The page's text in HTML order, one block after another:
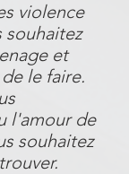
violence
souhaitez
et
le faire.
l'amour de
souhaitez